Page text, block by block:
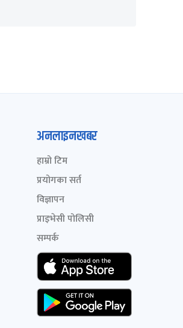
अनलाइनखबर
हाम्रो टिम
प्रयोगका सर्त
विज्ञापन
प्राइभेसी पोलिसी
सम्पर्क